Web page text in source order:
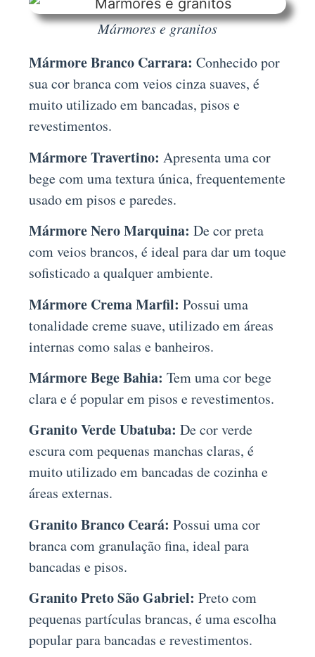
Mármores e granitos
Mármore Branco Carrara: Conhecido por
sua cor branca com veios cinza suaves, é
muito utilizado em bancadas, pisos e
revestimentos.
Mármore Travertino: Apresenta uma cor
bege com uma textura única, frequentemente
usado em pisos e paredes.
Mármore Nero Marquina: De cor preta
com veios brancos, é ideal para dar um toque
sofisticado a qualquer ambiente.
Mármore Crema Marfil: Possui uma
tonalidade creme suave, utilizado em áreas
internas como salas e banheiros.
Mármore Bege Bahia: Tem uma cor bege
clara e é popular em pisos e revestimentos.
Granito Verde Ubatuba: De cor verde
escura com pequenas manchas claras, é
muito utilizado em bancadas de cozinha e
áreas externas.
Granito Branco Ceará: Possui uma cor
branca com granulação fina, ideal para
bancadas e pisos.
Granito Preto São Gabriel: Preto com
pequenas partículas brancas, é uma escolha
popular para bancadas e revestimentos.